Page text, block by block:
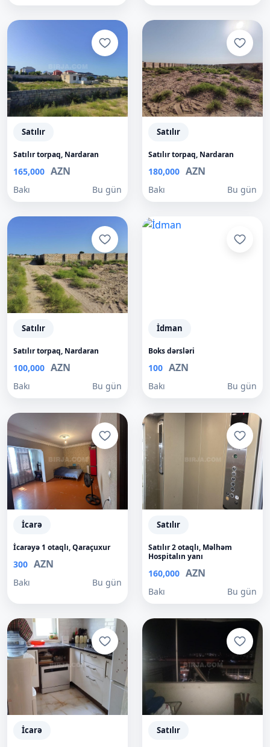
Satılır
Satılır torpaq, Nardaran
165,000 AZN
Bakı Bu gün
Satılır
Satılır torpaq, Nardaran
180,000 AZN
Bakı Bu gün
Satılır
Satılır torpaq, Nardaran
100,000 AZN
Bakı Bu gün
İdman
Boks dərsləri
100 AZN
Bakı Bu gün
İcarə
İcarəyə 1 otaqlı, Qaraçuxur
300 AZN
Bakı Bu gün
Satılır
Satılır 2 otaqlı, Məlhəm
Hospitalın yanı
160,000 AZN
Bakı Bu gün
İcarə Satılır